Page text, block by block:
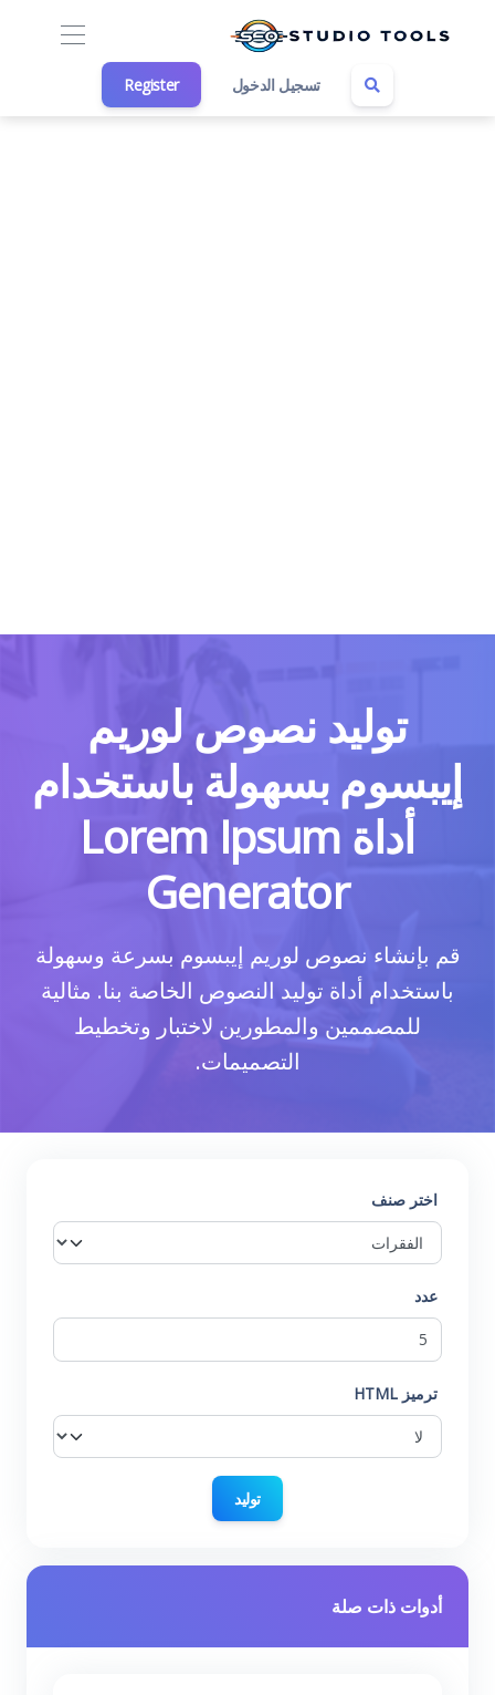
تسجيل الدخول Register
توليد نصوص لوريم
إيبسوم بسهولة باستخدام
أداة Lorem Ipsum
Generator
قم بإنشاء نصوص لوريم إيبسوم بسرعة وسهولة
باستخدام أداة توليد النصوص الخاصة بنا. مثالية
للمصممين والمطورين لاختبار وتخطيط
التصميمات.
اختر صنف
عدد
ترميز HTML
توليد
أدوات ذات صلة